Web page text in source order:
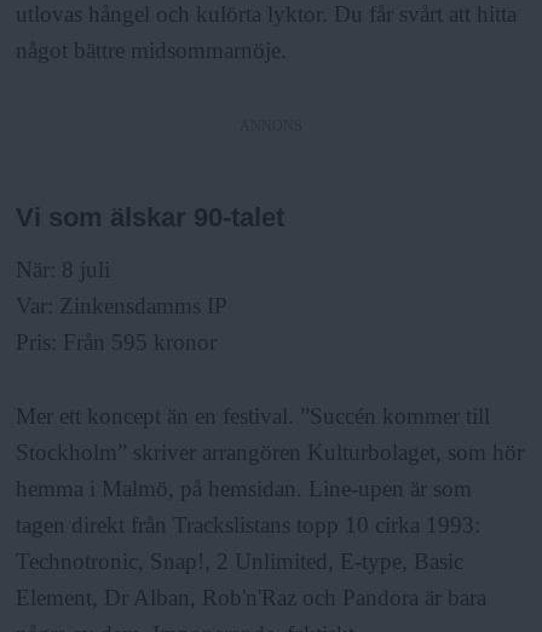
utlovas hångel och kulörta lyktor. Du får svårt att hitta
något bättre midsommarnöje.
Vi som älskar 90-talet
När: 8 juli
Var: Zinkensdamms IP
Pris: Från 595 kronor
Mer ett koncept än en festival. ”Succén kommer till
Stockholm” skriver arrangören Kulturbolaget, som hör
hemma i Malmö, på hemsidan. Line-upen är som
tagen direkt från Trackslistans topp 10 cirka 1993:
Technotronic, Snap!, 2 Unlimited, E-type, Basic
Element, Dr Alban, Rob'n'Raz och Pandora är bara